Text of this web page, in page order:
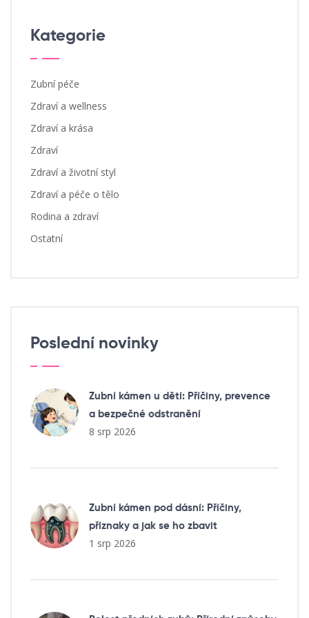
Kategorie
Zubní péče
Zdraví a wellness
Zdraví a krása
Zdraví
Zdraví a životní styl
Zdraví a péče o tělo
Rodina a zdraví
Ostatní
Poslední novinky
Zubní kámen u dětí: Příčiny, prevence
a bezpečné odstranění
8 srp 2026
Zubní kámen pod dásní: Příčiny,
příznaky a jak se ho zbavit
1 srp 2026